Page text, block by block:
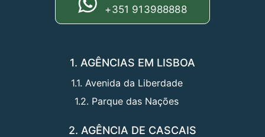
+351 913988888
1. AGÊNCIAS EM LISBOA
1.1. Avenida da Liberdade
1.2. Parque das Nações
2. AGÊNCIA DE CASCAIS